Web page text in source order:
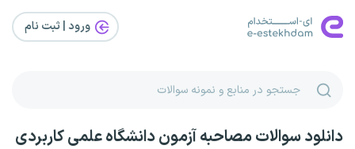
ورود | ثبت‌ نام
دانلود سوالات مصاحبه آزمون دانشگاه علمی کاربردی